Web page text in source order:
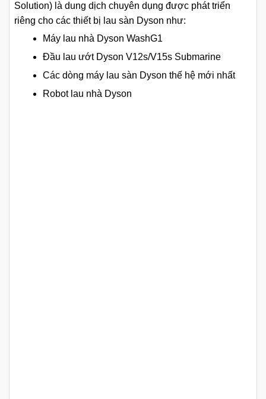
Solution) là dung dịch chuyên dụng được phát triển
riêng cho các thiết bị lau sàn Dyson như:
Máy lau nhà Dyson WashG1
Đầu lau ướt Dyson V12s/V15s Submarine
Các dòng máy lau sàn Dyson thế hệ mới nhất
Robot lau nhà Dyson